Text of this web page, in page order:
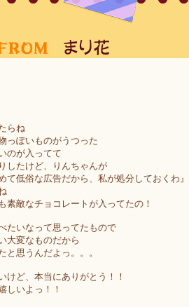
らね
っぽいものがうつった
のが入ってて
したけど、りんちゃんが
て低俗な広告だから、私が処分しておくわ』
素敵なチョコレートが入ってたの！
たいなって思ってたもので
大変なものだから
と思うんだよっ。。。
けど、本当にありがとう！！
しいよっ！！